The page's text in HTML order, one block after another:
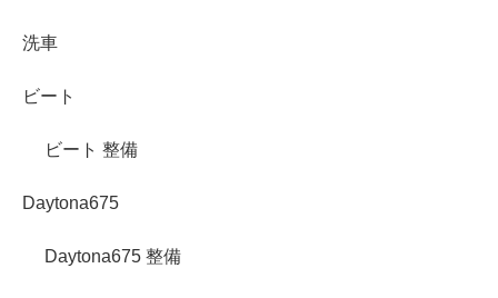
洗車
ビート
ビート 整備
Daytona675
Daytona675 整備